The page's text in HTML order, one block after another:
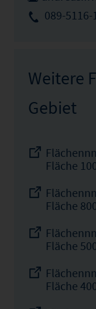
089-5116-
Weitere
Gebiet
Fläche
Fläche
Fläche
Fläche